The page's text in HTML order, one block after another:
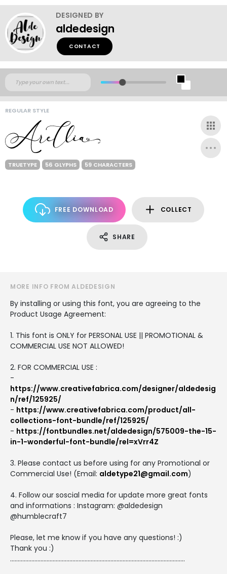
DESIGNED BY
aldedesign
CONTACT
REGULAR STYLE
TRUETYPE 56 GLYPHS 59 CHARACTERS
FREE DOWNLOAD COLLECT
SHARE
MORE INFO FROM ALDEDESIGN
By installing or using this font, you are agreeing to the
Product Usage Agreement:
1. This font is ONLY for PERSONAL USE || PROMOTIONAL &
COMMERCIAL USE NOT ALLOWED!
2. FOR COMMERCIAL USE :
-
https://www.creativefabrica.com/designer/aldedesig
n/ref/125925/
- https://www.creativefabrica.com/product/all-
collections-font-bundle/ref/125925/
- https://fontbundles.net/aldedesign/575009-the-15-
in-1-wonderful-font-bundle/rel=xVrr4Z
3. Please contact us before using for any Promotional or
Commercial Use! (Email: aldetype21@gmail.com)
4. Follow our soscial media for update more great fonts
and informations : Instagram: @aldedesign
@humblecraft7
Please, let me know if you have any questions! :)
Thank you :)
...................................................................................................................